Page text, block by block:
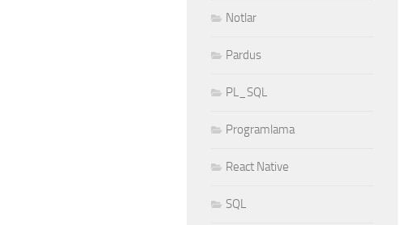
Notlar
Pardus
PL_SQL
Programlama
React Native
SQL